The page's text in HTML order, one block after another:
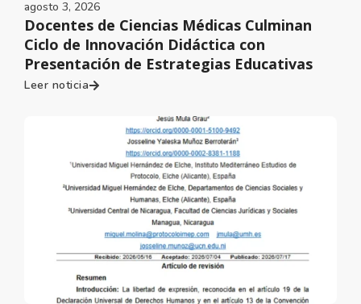
agosto 3, 2026
Docentes de Ciencias Médicas Culminan
Ciclo de Innovación Didáctica con
Presentación de Estrategias Educativas
Leer noticia